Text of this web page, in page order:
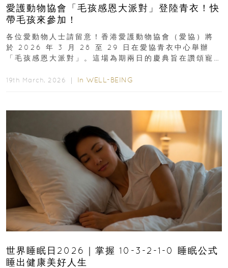
愛護動物協會「毛孩感恩大派對」登陸青衣！快
帶毛孩來參加！
各位愛動物人士請留意！香港愛護動物協會（愛協）將
於 2026 年 3 月 28 至 29 日在愛協青衣中心舉辦
「毛孩感恩大派對」。這場為期兩日的慶典旨在讚頌寵
19th March, 2026 ｜ In WELL-BEING
世界睡眠日2026｜掌握 10-3-2-1-0 睡眠公式
睡出健康美好人生